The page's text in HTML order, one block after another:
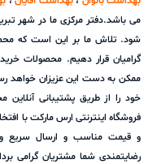
می باشد.دفتر مرکزی ما در شهر
شود. تلاش ما بر این است که
گرامیان قرار دهیم. محصولات
ممکن به دست این عزیزان خواهد
فروشگاه اینترنتی ارس مارکت با
و قیمت مناسب و ارسال سریع و
رضایتمندی شما مشتریان گرامی